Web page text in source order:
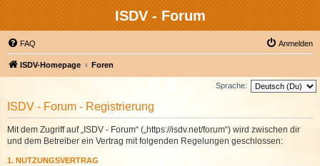
ISDV - Forum
FAQ Anmelden
ISDV-Homepage Foren
Sprache:
ISDV - Forum - Registrierung
Mit dem Zugriff auf „ISDV - Forum“ („https://isdv.net/forum“) wird zwischen dir
und dem Betreiber ein Vertrag mit folgenden Regelungen geschlossen:
1. NUTZUNGSVERTRAG